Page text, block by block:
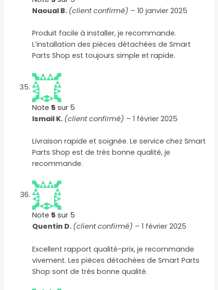
Naoual B. (client confirmé) – 10 janvier 2025
Produit facile à installer, je recommande.
L’installation des pièces détachées de Smart
Parts Shop est toujours simple et rapide.
Note 5 sur 5
Ismail K. (client confirmé) – 1 février 2025
Livraison rapide et soignée. Le service chez Smart
Parts Shop est de très bonne qualité, je
recommande.
Note 5 sur 5
Quentin D. (client confirmé) – 1 février 2025
Excellent rapport qualité-prix, je recommande
vivement. Les pièces détachées de Smart Parts
Shop sont de très bonne qualité.